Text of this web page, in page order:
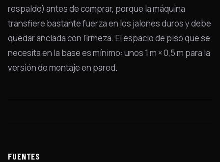
respaldo) antes de comprar, porque la máquina
transfiere bastante fuerza en los jalones duros y debe
quedar anclada con firmeza. El espacio de piso que se
necesita en la base es mínimo: unos 1 m × 0,5 m para la
versión de montaje en pared.
FUENTES